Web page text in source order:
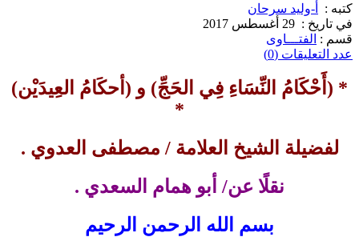
كتبه :
أ-وليد سرحان
في تاريخ : 29 أغسطس 2017
قسم : الفتـــاوى
عدد التعليقات (0)
* (أَحْكَامُ النِّسَاءِ فِي الحَجِّ) و (أحكَامُ العِيدَيْن)
*
لفضيلة الشيخ العلامة / مصطفى العدوي .
نقلًا عن/ أبو همام السعدي .
بسم الله الرحمن الرحيم